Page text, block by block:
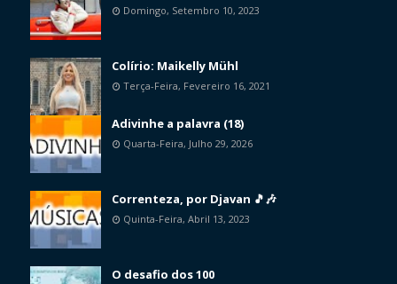
Domingo, Setembro 10, 2023
Colírio: Maikelly Mühl
Terça-Feira, Fevereiro 16, 2021
Adivinhe a palavra (18)
Quarta-Feira, Julho 29, 2026
Correnteza, por Djavan 🎵🎶
Quinta-Feira, Abril 13, 2023
O desafio dos 100